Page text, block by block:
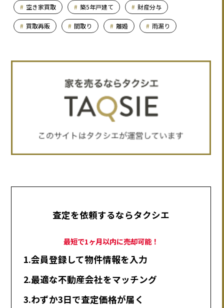
空き家買取 築5年戸建て 財産分与
買取再販 間取り 離婚 雨漏り
査定を依頼するならタクシエ
最短で1ヶ月以内に売却可能！
1.会員登録して物件情報を入力
2.最適な不動産会社をマッチング
3.わずか3日で査定価格が届く